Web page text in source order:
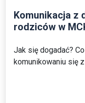
Komunikacja z
rodziców w
Jak się dogadać?
komunikowaniu się